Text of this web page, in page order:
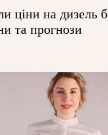
ціни на дизель
та прогнози